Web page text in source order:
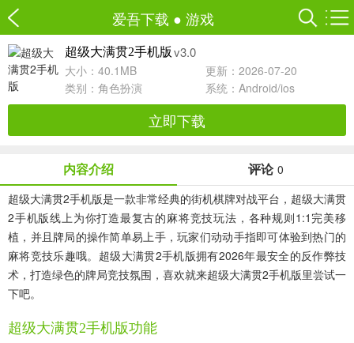
爱吾下载 ● 游戏
超级大满贯2手机版 v3.0
大小：40.1MB
更新：2026-07-20
类别： 角色扮演 系统：Android/ios
立即下载
内容介绍 评论 0
超级大满贯2手机版是一款非常经典的街机棋牌对战平台，超级大满贯
2手机版线上为你打造最复古的麻将竞技玩法，各种规则1:1完美移
植，并且牌局的操作简单易上手，玩家们动动手指即可体验到热门的
麻将竞技乐趣哦。超级大满贯2手机版拥有2026年最安全的反作弊技
术，打造绿色的牌局竞技氛围，喜欢就来超级大满贯2手机版里尝试一
下吧。
超级大满贯2手机版功能